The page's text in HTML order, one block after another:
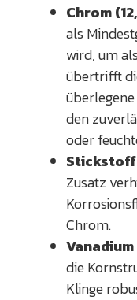
Chrom
als
wird, um als
übertrifft
den
oder
Stickstoff
Zusatz
Chrom.
Vanadium
die
Klinge